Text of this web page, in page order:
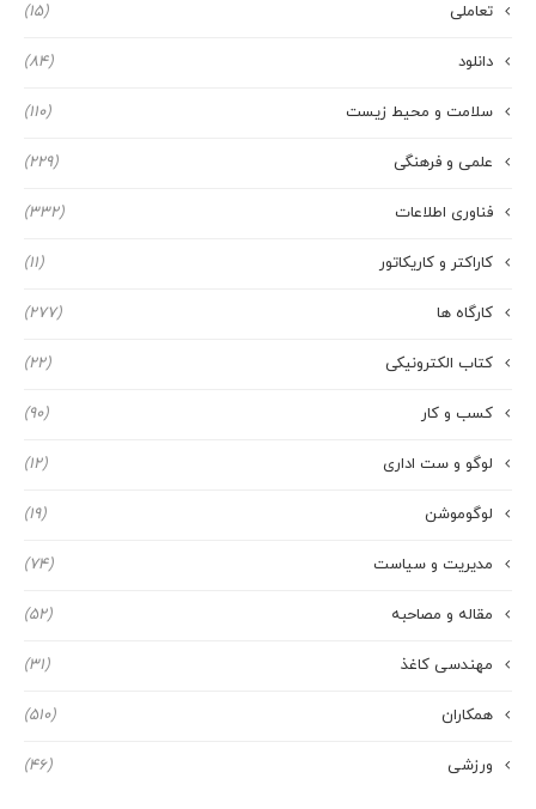
تعاملی (15)
دانلود (84)
سلامت و محیط زیست (110)
علمی و فرهنگی (229)
فناوری اطلاعات (332)
کاراکتر و کاریکاتور (11)
کارگاه ها (277)
کتاب الکترونیکی (22)
کسب و کار (90)
لوگو و ست اداری (12)
لوگوموشن (19)
مدیریت و سیاست (74)
مقاله و مصاحبه (52)
مهندسی کاغذ (31)
همکاران (510)
ورزشی (46)